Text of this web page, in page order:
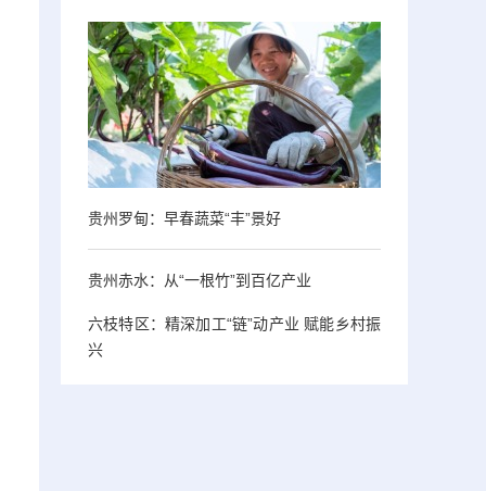
贵州罗甸：早春蔬菜“丰”景好
贵州赤水：从“一根竹”到百亿产业
六枝特区：精深加工“链”动产业 赋能乡村振
兴